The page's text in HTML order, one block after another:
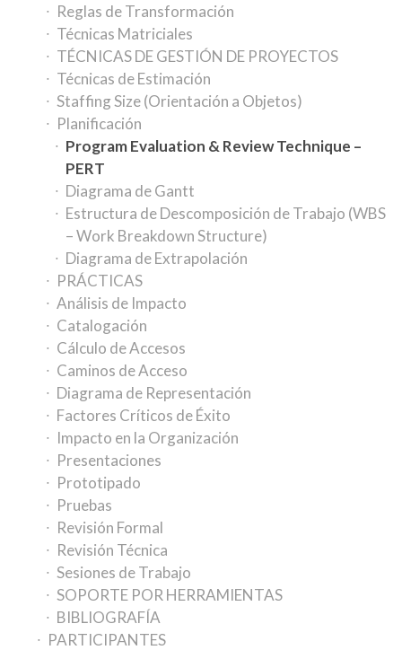
Reglas de Transformación
Técnicas Matriciales
TÉCNICAS DE GESTIÓN DE PROYECTOS
Técnicas de Estimación
Staffing Size (Orientación a Objetos)
Planificación
Program Evaluation & Review Technique –
PERT
Diagrama de Gantt
Estructura de Descomposición de Trabajo (WBS
– Work Breakdown Structure)
Diagrama de Extrapolación
PRÁCTICAS
Análisis de Impacto
Catalogación
Cálculo de Accesos
Caminos de Acceso
Diagrama de Representación
Factores Críticos de Éxito
Impacto en la Organización
Presentaciones
Prototipado
Pruebas
Revisión Formal
Revisión Técnica
Sesiones de Trabajo
SOPORTE POR HERRAMIENTAS
BIBLIOGRAFÍA
PARTICIPANTES